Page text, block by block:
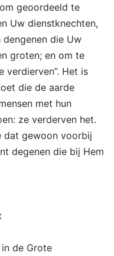
geoordeeld te
Uw dienstknechten,
die Uw
groten; en om te
verdierven”. Het is
die de aarde
met hun
ze verderven het.
dat gewoon voorbij
degenen die bij Hem
de Grote